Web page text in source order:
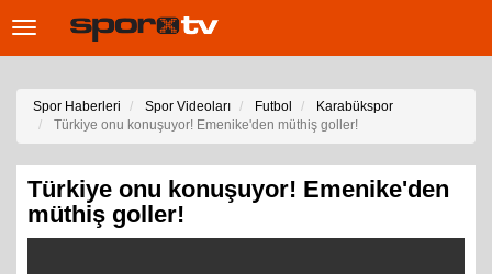
Toggle
Spor Haberleri Spor Videoları Futbol
Karabükspor
Türkiye onu konuşuyor! Emenike'den müthiş goller!
Türkiye onu konuşuyor! Emenike'den
müthiş goller!